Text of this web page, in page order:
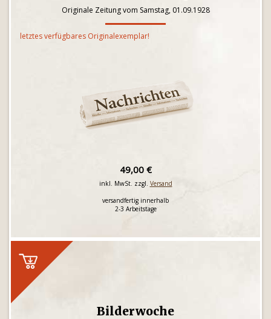
Originale Zeitung vom Samstag, 01.09.1928
letztes verfügbares Originalexemplar!
49,00 €
inkl. MwSt. zzgl. Versand
versandfertig innerhalb
2-3 Arbeitstage
Bilderwoche